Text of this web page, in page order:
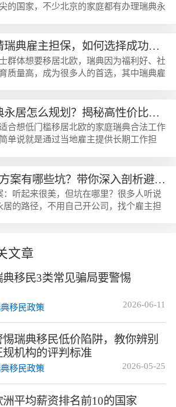
的国家，不少北京的家庭都有办理瑞典永
域的机构的服务情况。瑞典永居主流办理
常见痛点目前普通人办瑞典永居最稳妥的
移民，只要匹配到瑞典本地合规的雇主，
就能先申请工作居留，...
硕士学历申请瑞典雇主担保，如何选择成功率高的专业机构？
群体想要移居北欧，瑞典因为福利好、社
质量高，成为很多人的首选，其中瑞典雇
遍的需求都是想找靠谱机构，尽可能提升
弯路。瑞典雇主担保移民的核心逻辑是匹
供长期工作担保，申请人拿到工作居留许
全家移民瑞典永居怎么规划？揭秘高性价比的专业办理方案
合想低门槛移居北欧的家庭瑞典合法工作
单说就是通过当地雇主提供长期工作担
。它比较适合不想自己开公司、不想折腾
被学历、语言、资产证明卡住的家庭。很
不是只看一个身份结果，而是看整个家庭
属于北欧高福利国家，教育、...
瑞典4年永居方案有哪些坑？带你深入剖析避雷技巧
：听起来很美，但坑在哪里？很多人听说
居的路径，不用自己开公司，找个雇主担
。雇主担保不稳定是最大的雷区这个方案
个小公司，或者跟你岗位...
文章
典移民3类常见骗局要警惕
2026-06-11
移民政策
惕瑞典移民低价陷阱，教你辨别
规机构的评判标准
2026-05-25
移民政策
洲平均薪资排名前10的国家